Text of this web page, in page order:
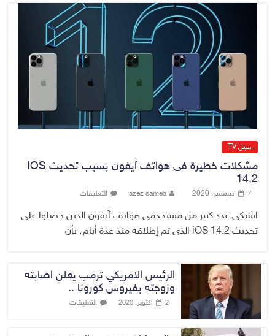
القضاء الأعلى: القبض على عدد من
موظفي بلدية الناصرية ومعقبين
ضبطت بحوزتهم مستندات وأختام
مزورة
سيل TV
مشكلات خطيرة فى هواتف آيفون بسبب تحديث IOS
14.2
7 ديسمبر، 2020 azez samea التعليقات
اشتكى عدد كبير من مستخدمى هواتف آيفون الذين حصلوا على
تحديث iOS 14.2 الذى تم إطلاقه منذ عدة أيام، بأن
الرئيس الامريكي ترمب يعلن اصابته
وزوجته بفيروس كورونا ..
2 أكتوبر، 2020 التعليقات